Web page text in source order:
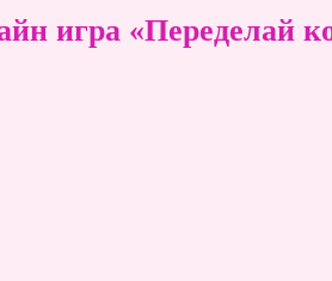
игра «Переделай